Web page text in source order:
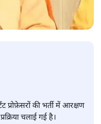
प्रोफ़ेसरों की भर्ती में आरक्षण
चलाई गई है।